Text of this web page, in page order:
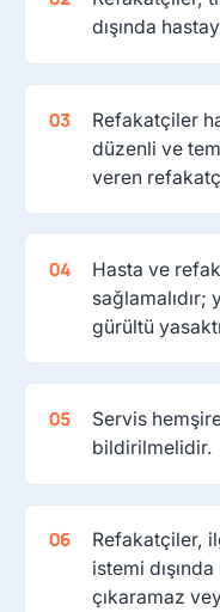
dışında
Refakatçiler
düzenli ve
veren
Hasta ve
sağlamalıdır;
gürültü
Servis
bildirilmelidir.
Refakatçiler,
istemi dışında
çıkaramaz